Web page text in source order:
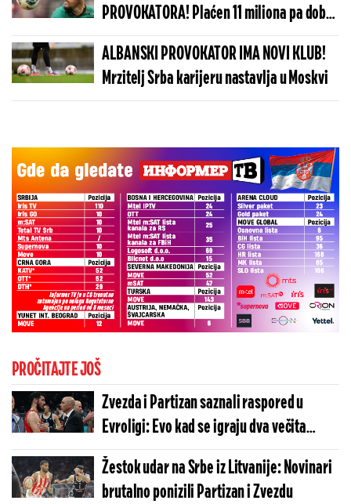
PROVOKATORA! Plaćen 11 miliona pa dobio
brutalnu poruku
ALBANSKI PROVOKATOR IMA NOVI KLUB!
Mrzitelj Srba karijeru nastavlja u Moskvi
PROČITAJTE JOŠ
Zvezda i Partizan saznali raspored u
Evroligi: Evo kad se igraju dva večita
derbija u Beogradu
Žestok udar na Srbe iz Litvanije: Novinari
brutalno ponizili Partizan i Zvezdu